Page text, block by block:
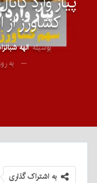
کشاورز
بوسیلهالهه
به
به اشتراک گذاری